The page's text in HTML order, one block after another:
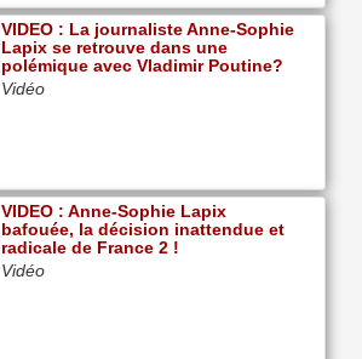
VIDEO : La journaliste Anne-Sophie
Lapix se retrouve dans une
polémique avec Vladimir Poutine?
Vidéo
VIDEO : Anne-Sophie Lapix
bafouée, la décision inattendue et
radicale de France 2 !
Vidéo